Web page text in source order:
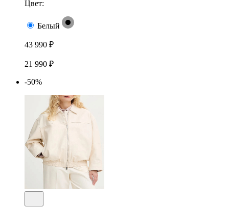
Цвет:
Белый
43 990 ₽
21 990 ₽
-50%